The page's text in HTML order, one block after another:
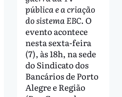
pública e a criação
do sistema EBC. O
evento acontece
nesta sexta-feira
(7), às 18h, na sede
do Sindicato dos
Bancários de Porto
Alegre e Região